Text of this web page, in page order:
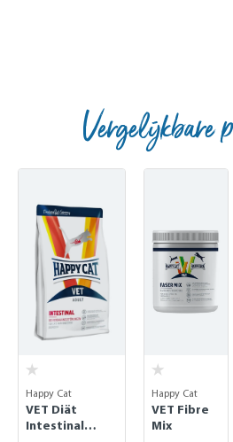
Vergelijkbare
Happy Cat
VET Diät
Intestinal
Happy Cat
VET Fibre
Mix